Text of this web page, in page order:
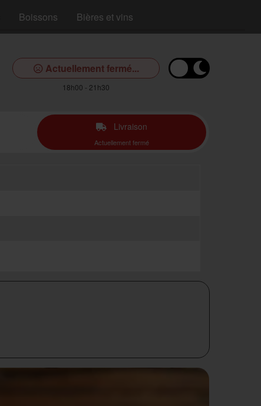
Boissons Bières et vins
Actuellement fermé...
18h00 - 21h30
Livraison
Actuellement fermé